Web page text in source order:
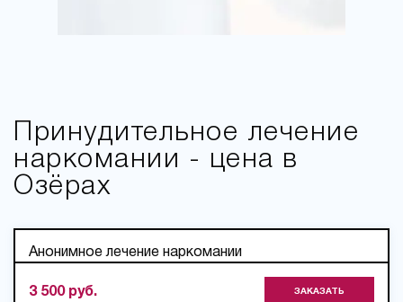
Принудительное лечение
наркомании - цена в
Озёрах
Анонимное лечение наркомании
3 500 руб. ЗАКАЗАТЬ